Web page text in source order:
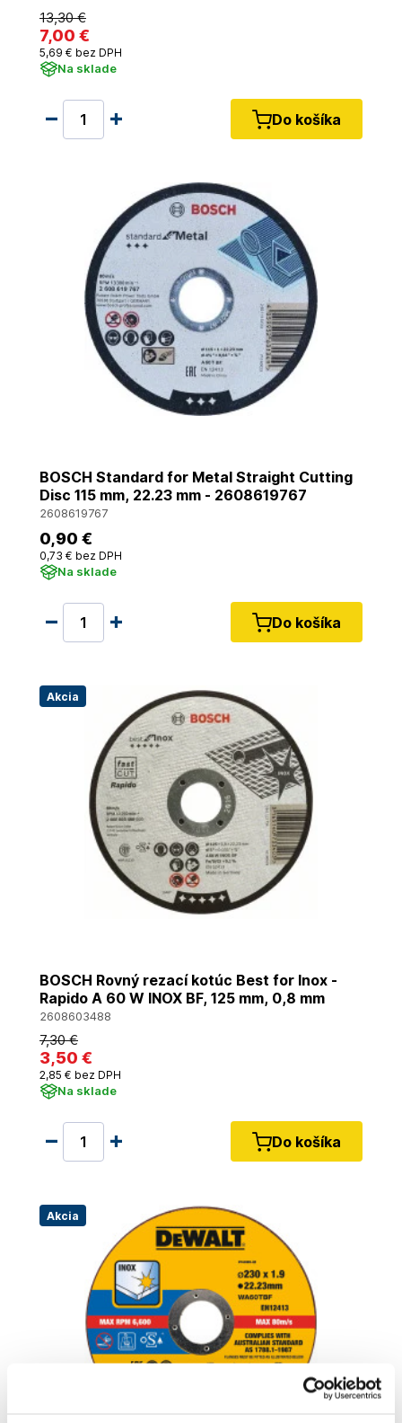
13,30 €
7,00 €
5,69 € bez DPH
Na sklade
Do košíka
BOSCH Standard for Metal Straight Cutting
Disc 115 mm, 22.23 mm - 2608619767
2608619767
0,90 €
0,73 € bez DPH
Na sklade
Do košíka
Akcia
BOSCH Rovný rezací kotúc Best for Inox -
Rapido A 60 W INOX BF, 125 mm, 0,8 mm
2608603488
7,30 €
3,50 €
2,85 € bez DPH
Na sklade
Do košíka
Akcia